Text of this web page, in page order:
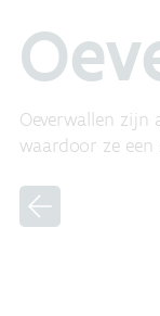
Oeverwallen zijn
waardoor ze